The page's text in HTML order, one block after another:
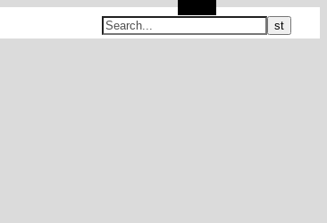
Search